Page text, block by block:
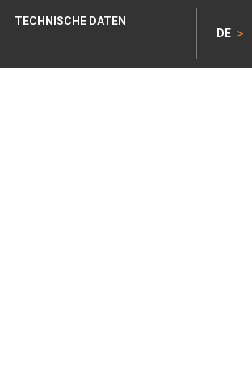
TECHNISCHE DATEN
DE >